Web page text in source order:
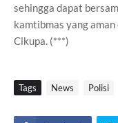
sehingga dapat
kamtibmas yang
Cikupa. (***)
Tags News Polisi